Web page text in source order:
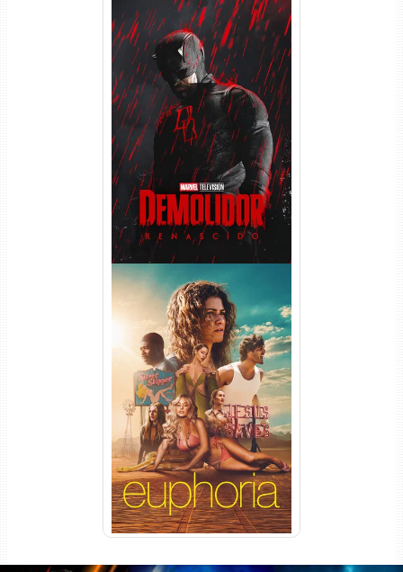
Demolidor: Renascido 2ª
Temporada (2026) WEB-DL
1080p Dual Áudio
Euphoria 3ª Temporada
Torrent (2026) WEB-DL 1080p
Dual Áudio